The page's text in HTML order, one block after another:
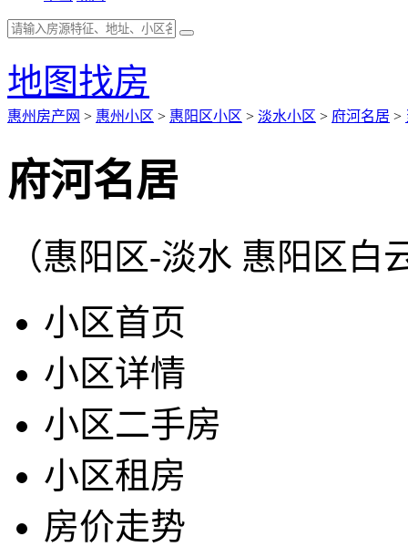
地图找房
惠州房产网 > 惠州小区 > 惠阳区小区 > 淡水小区 > 府河名居 >
府河名居
（惠阳区-淡水 惠阳区
小区首页
小区详情
小区二手房
小区租房
房价走势